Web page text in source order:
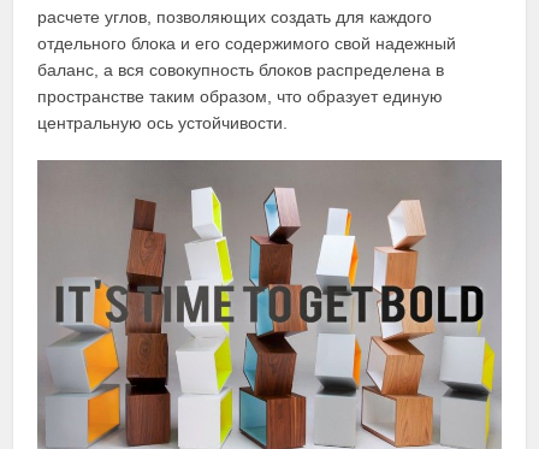
расчете углов, позволяющих создать для каждого
отдельного блока и его содержимого свой надежный
баланс, а вся совокупность блоков распределена в
пространстве таким образом, что образует единую
центральную ось устойчивости.